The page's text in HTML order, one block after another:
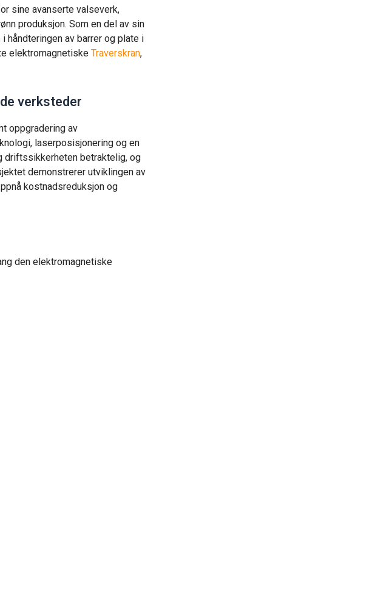
sine avanserte valseverk,
produksjon. Som en del av sin
av barrer og plate i
elektromagnetiskeTraverskran,
verksteder
oppgradering av
laserposisjonering og en
betraktelig, og
demonstrerer utviklingen av
kostnadsreduksjon og
den elektromagnetiske